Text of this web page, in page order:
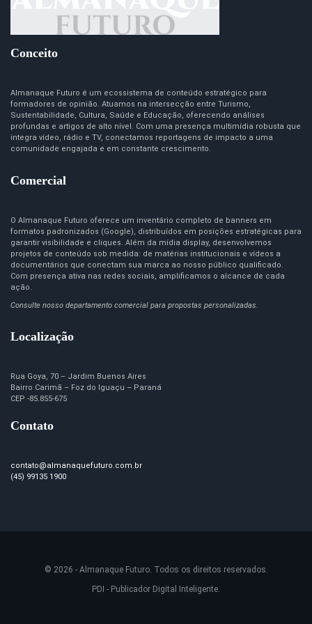
Conceito
Almanaque Futuro é um ecossistema de conteúdo estratégico para
formadores de opinião. Atuamos na intersecção entre Turismo,
Sustentabilidade, Cultura, Saúde e Educação, oferecendo análises
profundas e artigos de alto nível. Com uma presença multimídia robusta que
integra vídeo, rádio e TV, conectamos reportagens de impacto a uma
comunidade engajada e em constante crescimento.
Comercial
O Almanaque Futuro oferece um inventário completo de banners em
formatos padronizados (Google), distribuídos em posições estratégicas para
garantir visibilidade e cliques. Além da mídia display, desenvolvemos
projetos de conteúdo sob medida: de matérias institucionais e vídeos a
documentários que conectam sua marca ao nosso público qualificado.
Com presença ativa nas redes sociais, amplificamos o alcance de cada
ação.
Consulte nosso departamento comercial para propostas personalizadas.
Localização
Rua Goya, 70 – Jardim Buenos Aires
Bairro Carimã – Foz do Iguaçu – Paraná
CEP -85.855-675
Contato
contato@almanaquefuturo.com.br
(45) 99135 1900
© 2026 - Almanaque Futuro. Todos os direitos reservados.
PDI - Publicador Digital Inteligente.